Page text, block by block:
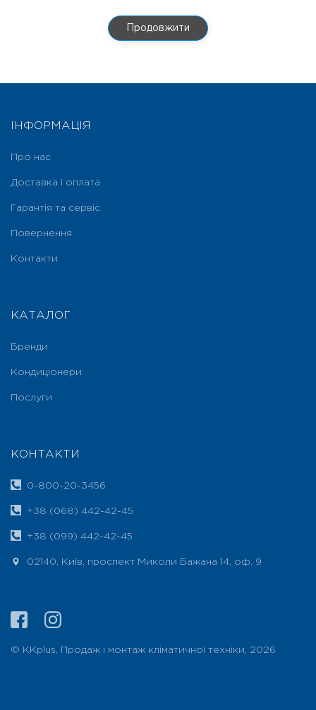
Продовжити
ІНФОРМАЦІЯ
Про нас
Доставка і оплата
Гарантія та сервіс
Повернення
Контакти
КАТАЛОГ
Бренди
Кондиціонери
Послуги
КОНТАКТИ
0-800-20-3456
+38 (068) 442-42-45
+38 (099) 442-42-45
02140, Київ, проспект Миколи Бажана 14, оф. 9
© ККplus, Продаж і монтаж кліматичної техніки, 2026